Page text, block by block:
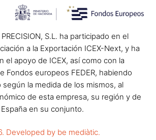
S.L. ha participado en el
a la Exportación ICEX-Next, y ha
el apoyo de ICEX, así como con la
Fondos europeos FEDER, habiendo
la medida de los mismos, al
de esta empresa, su región y de
España en su conjunto.
Developed by be mediàtic.